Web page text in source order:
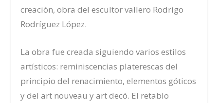
creación, obra del escultor vallero Rodrigo
Rodríguez López.
La obra fue creada siguiendo varios estilos
artísticos: reminiscencias platerescas del
principio del renacimiento, elementos góticos
y del art nouveau y art decó. El retablo